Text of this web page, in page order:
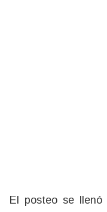
El posteo se llenó